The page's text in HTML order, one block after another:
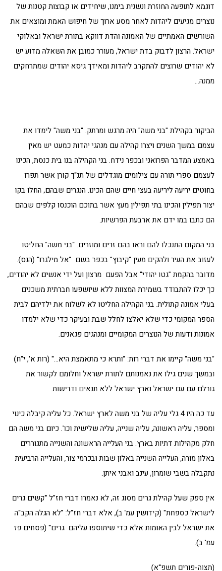
דוגמא לתופעה החוזרת ונשנית בימנו, שיחידים או קבוצות קטנות של
נוצרים מגיעים ליהדות לאחר מסע ארוך של חיפוש האמת ומוצאים את
השורשים האמתיים של האמונה והדת דווקא בתורת ישראל ובאלוקי
ישראל. הרצון לדבוק בדת ישראל, מעורר כמובן את השאלה מדוע יש
לא יהודים שרוצים להתקרב ליהדות ומאידך גיסא יהודים שמתרחקים
ממנה…
הביקור בקהילת "בני משה" היה מרגש ומרתק. "בני משה" לימדו את
עצמם במשך השנים ויצרו קהילה עם מנהגי יהדות כמעט יש מאין
באמצע המדבר הפרואני ובכפר נידח. בני הקהילה בנו בית כנסת, הכינו
לעצמם ספרי תורה עם צילומים מוגדלים של תנ"ך קורן אשר תפרו
בחוטים יריעה ליריעה בעצי חיים שהם הכינו. הנגרים שבהם, החלו בקו
יצור תפילין והכינו בתי תפילין מעץ אשר בתוכם הוכנסו קלפים שבהם
הם כתבו במו ידם את ארבעת הפרשיות.
בני המקום התנכלו להם וראו בהם זרים ומוזרים. "בני משה" החליטו
לעזוב את העיר ולהקים מעין "קיבוץ" בכפר בשם "אל מילגרו" (הנס).
מדובר בהקמת "גטו יהודי" אבל הפעם מרצון ועל ידי אנשים לא יהודים,
כך יכלו להתבודד בשמירת המצוות ללא שיושפעו חברתית משכנים
בעלי אמונה קתולית. בני הקהילה החליטו לא לשלוח את ילדיהם לבית
הספר המקומי כדי שלא יאלצו לחלל שבת ובעיקר כדי שלא ילמדו
אמונות ודעות של הנוצרים המקומיים ומנהגים פגאנים.
"בני משה" קיימו את דברי רות: "ותרא כי מתאמצת היא…" (רות א', י"ח)
ובמשך שנים גילו את נאמנותם לתורת ישראל וחלומם לקשור את
גורלם עם עם ישראל וארץ ישראל ללא תנאים ודרישות.
עד כה היו 4 גלי עליה של בני משה לארץ ישראל. כל עליה קיבלה כינוי
ומספר, עליה ראשונה, עליה שנייה, עליה שלישית וכו'. כיום בני משה הם
חלק מקהילות דתיות בארץ. בני העלייה הראשונה והשנייה מתגוררים
באלון מורה, העלייה השנייה באלון שבות ובכרמי צור, והעלייה הרביעית
נתקבלה בשבי שומרון, עינב ואבני איתן.
אין ספק שעל קהילת גרים מסוג זה, לא נאמרו דברי חז"ל "קשים גרים
לישראל כספחת" (קידושין עמ' ב), אלא דברי חז"ל: "לא הגלה הקב"ה
את ישראל לבין האומות אלא כדי שיתוספו עליהם גרים" (פסחים פז
עמ' ב).
(תצוה-פורים תשפ"א)